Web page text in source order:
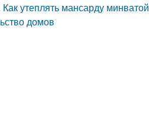
утеплять мансарду
домов